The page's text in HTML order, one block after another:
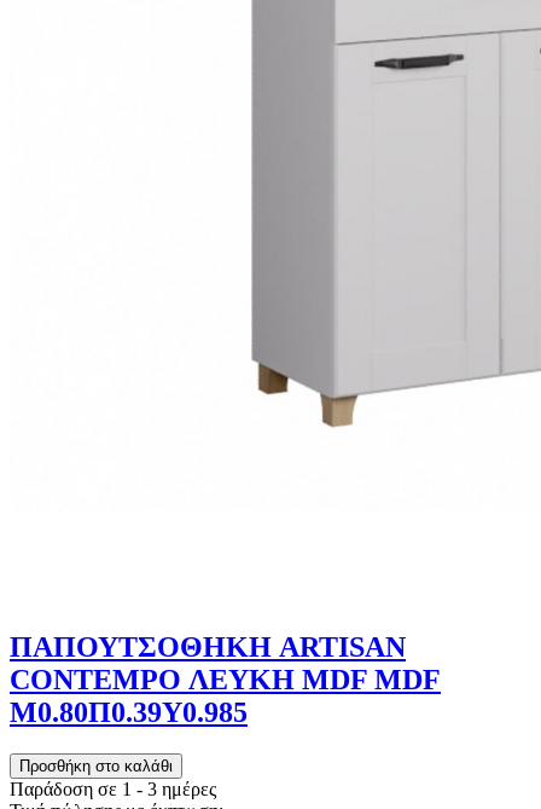
ΠΑΠΟΥΤΣΟΘΗΚΗ ARTISAN
CONTEMPO ΛΕΥΚΗ MDF MDF
Μ0.80Π0.39Υ0.985
Παράδοση σε 1 - 3 ημέρες